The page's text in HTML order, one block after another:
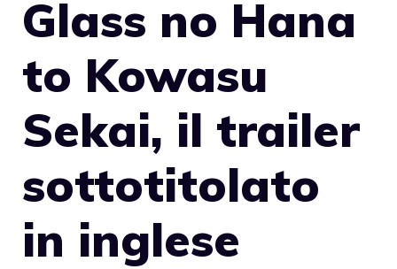
Glass no Hana
to Kowasu
Sekai, il trailer
sottotitolato
in inglese